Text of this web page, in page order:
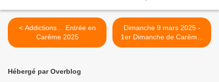
< Addictions… Entrée en
Carême 2025
Dimanche 9 mars 2025 -
1er Dimanche de Carême,
année C >
Hébergé par Overblog